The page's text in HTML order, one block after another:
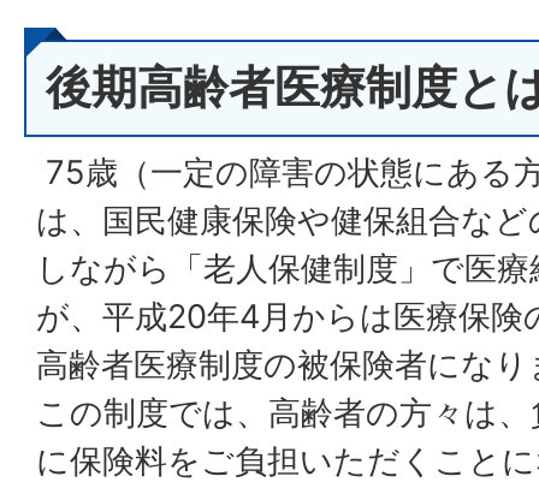
後期高齢者医療制度と
75歳（一定の障害の状態にある
は、国民健康保険や健保組合な
しながら「老人保健制度」で医
が、平成20年4月からは医療保険
高齢者医療制度の被保険者にな
この制度では、高齢者の方々は
に保険料をご負担いただくこと